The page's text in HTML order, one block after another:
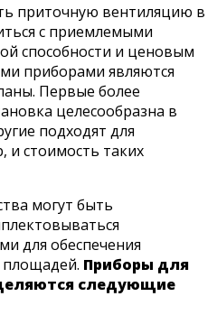
приточную вентиляцию в
с приемлемыми
способности и ценовым
приборами являются
Первые более
целесообразна в
подходят для
и стоимость таких
могут быть
для обеспечения
Приборы для
следующие